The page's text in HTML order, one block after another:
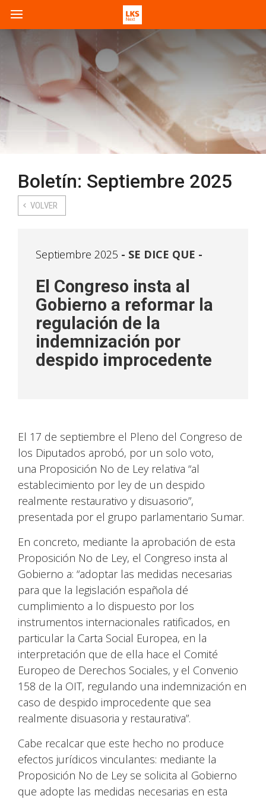
Boletín: Septiembre 2025
VOLVER
Septiembre 2025 SE DICE QUE -
El Congreso insta al
Gobierno a reformar la
regulación de la
indemnización por
despido improcedente
El 17 de septiembre el Pleno del Congreso de
los Diputados aprobó, por un solo voto,
una Proposición No de Ley relativa “al
establecimiento por ley de un despido
realmente restaurativo y disuasorio”,
presentada por el grupo parlamentario Sumar.
En concreto, mediante la aprobación de esta
Proposición No de Ley, el Congreso insta al
Gobierno a: “adoptar las medidas necesarias
para que la legislación española dé
cumplimiento a lo dispuesto por los
instrumentos internacionales ratificados, en
particular la Carta Social Europea, en la
interpretación que de ella hace el Comité
Europeo de Derechos Sociales, y el Convenio
158 de la OIT, regulando una indemnización en
caso de despido improcedente que sea
realmente disuasoria y restaurativa”.
Cabe recalcar que este hecho no produce
efectos jurídicos vinculantes: mediante la
Proposición No de Ley se solicita al Gobierno
que adopte las medidas necesarias en esta